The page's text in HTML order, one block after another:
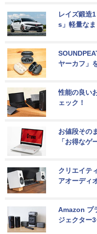
レイズ鍛造
s」軽量な
ヤーカフ」
性能の良い
ェック！
お値段その
「お得なゲ
クリエイテ
アオーディ
Amazon プ
ジェクター